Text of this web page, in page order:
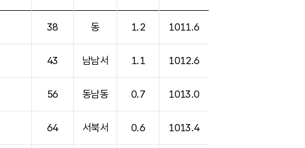
38 동 1.2 1011.6
43 남남서 1.1 1012.6
56 동남동 0.7 1013.0
64 서북서 0.6 1013.4